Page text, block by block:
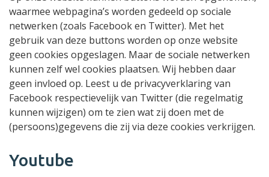
waarmee webpagina’s worden gedeeld op sociale
netwerken (zoals Facebook en Twitter). Met het
gebruik van deze buttons worden op onze website
geen cookies opgeslagen. Maar de sociale netwerken
kunnen zelf wel cookies plaatsen. Wij hebben daar
geen invloed op. Leest u de privacyverklaring van
Facebook respectievelijk van Twitter (die regelmatig
kunnen wijzigen) om te zien wat zij doen met de
(persoons)gegevens die zij via deze cookies verkrijgen.
Youtube